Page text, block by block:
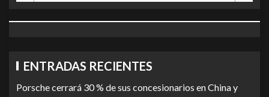
ENTRADAS RECIENTES
Porsche cerrará 30 % de sus concesionarios en China y